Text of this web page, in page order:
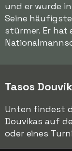
und er wurde
Seine
stürmer. Er hat
Tasos
Unten findest
Douvikas auf
oder eines